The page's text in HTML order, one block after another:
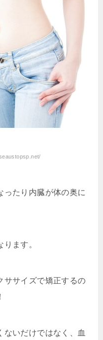
ったり内臓が体の奥に
ます。
ササイズで矯正するの
ないだけではなく、血